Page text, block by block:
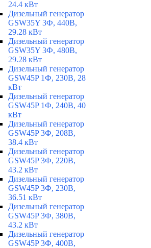
24.4 кВт
Дизельный генератор
GSW35Y 3Ф, 440В,
29.28 кВт
Дизельный генератор
GSW35Y 3Ф, 480В,
29.28 кВт
Дизельный генератор
GSW45P 1Ф, 230В, 28
кВт
Дизельный генератор
GSW45P 1Ф, 240В, 40
кВт
Дизельный генератор
GSW45P 3Ф, 208В,
38.4 кВт
Дизельный генератор
GSW45P 3Ф, 220В,
43.2 кВт
Дизельный генератор
GSW45P 3Ф, 230В,
36.51 кВт
Дизельный генератор
GSW45P 3Ф, 380В,
43.2 кВт
Дизельный генератор
GSW45P 3Ф, 400В,